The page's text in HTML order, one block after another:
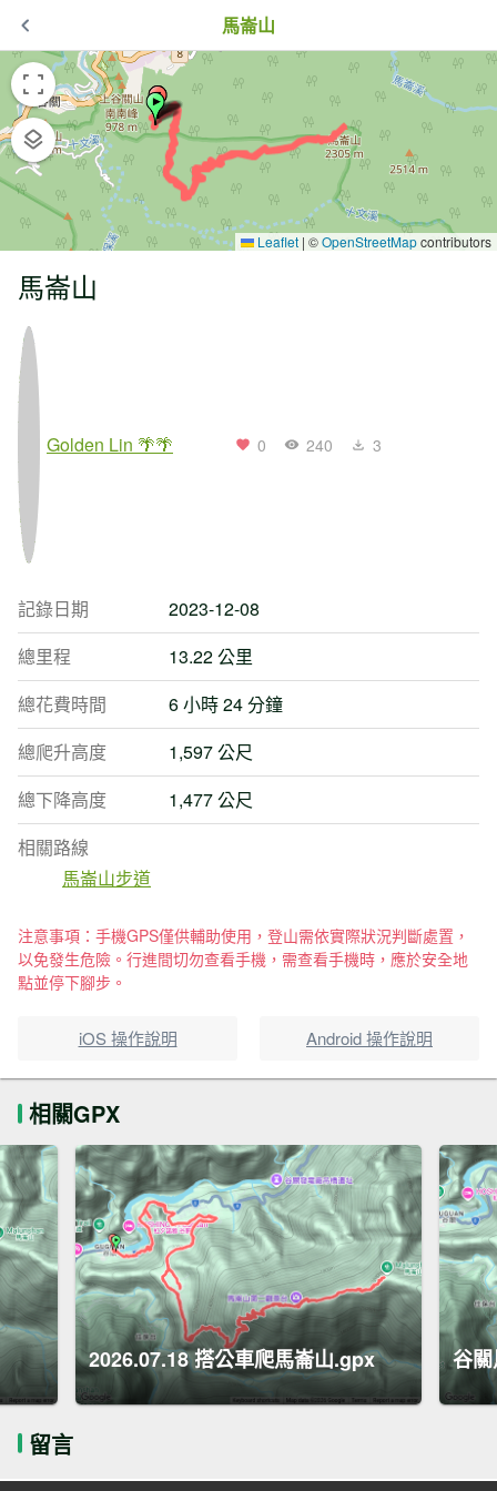
馬崙山
Leaflet | ©OpenStreetMapcontributors
馬崙山
Golden Lin 🌴🌴 0 240 3
記錄日期
2023-12-08
總里程
13.22 公里
總花費時間
6 小時 24 分鐘
總爬升高度
1,597 公尺
總下降高度
1,477 公尺
相關路線
馬崙山步道
注意事項：手機GPS僅供輔助使用，登山需依實際狀況判斷處置，
以免發生危險。行進間切勿查看手機，需查看手機時，應於安全地
點並停下腳步。
iOS 操作說明 Android 操作說明
相關GPX
2026.07.18 搭公車爬馬崙山.gpx 谷
留言